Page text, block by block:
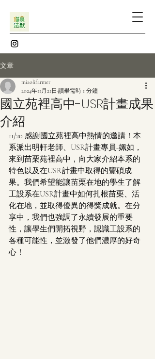
文章
國立苑裡高中-USR計畫成果
介紹
miaolifarmer
2024年11月21日 讀畢需時 1 分鐘
11/20 感謝國立苑裡高中熱情的邀請！本
系派出明軒老師、USR計畫專員-姵如，
來到苗栗苑裡高中，向大家介紹本系的
特色以及在USR計畫中取得的豐碩成
果。我們希望能讓苗栗在地的學生了解
工設系在USR計畫中如何扎根苗栗、活
化在地，並取得優異的得獎成就。在分
享中，我們也強調了永續發展的重要
性，讓學生們開拓視野，認識工設系的
各種可能性，並激發了他們濃厚的好奇
心！